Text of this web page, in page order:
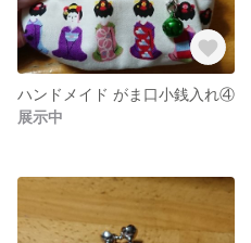
ハンドメイド がま口小銭入れ④
展示中